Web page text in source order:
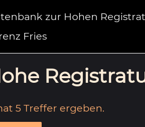
zur Hohen
Fries
5 Treffer ergeben.